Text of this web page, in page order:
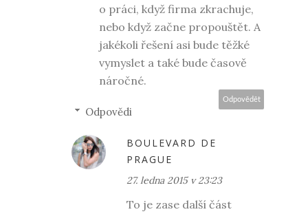
o práci, když firma zkrachuje,
nebo když začne propouštět. A
jakékoli řešení asi bude těžké
vymyslet a také bude časově
náročné.
Odpovědět
Odpovědi
BOULEVARD DE
PRAGUE
27. ledna 2015 v 23:23
To je zase další část